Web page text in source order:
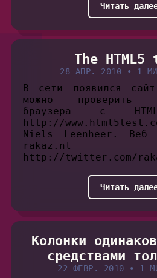
Читать
The
28 АПР. 2010 • 1
В сети появился
можно проверить
браузера с
http://
Niels Leenheer. Веб
rakaz.nl
http://twitter.com/
Читать
Колонки
средствами
22 ФЕВР. 2010 • 1